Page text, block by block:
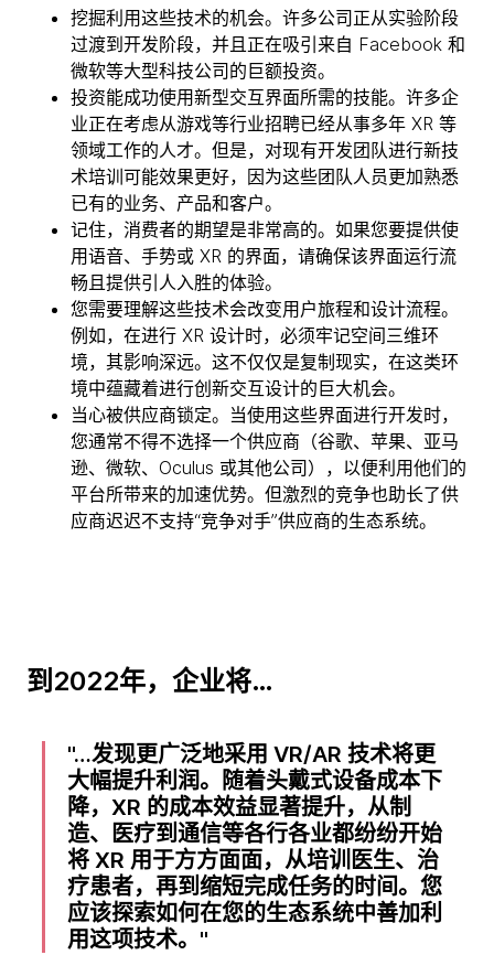
挖掘利用这些技术的机会。许多公司正从实验阶段
过渡到开发阶段，并且正在吸引来自 Facebook 和
微软等大型科技公司的巨额投资。
投资能成功使用新型交互界面所需的技能。许多企
业正在考虑从游戏等行业招聘已经从事多年 XR 等
领域工作的人才。但是，对现有开发团队进行新技
术培训可能效果更好，因为这些团队人员更加熟悉
已有的业务、产品和客户。
记住，消费者的期望是非常高的。如果您要提供使
用语音、手势或 XR 的界面，请确保该界面运行流
畅且提供引人入胜的体验。
您需要理解这些技术会改变用户旅程和设计流程。
例如，在进行 XR 设计时，必须牢记空间三维环
境，其影响深远。这不仅仅是复制现实，在这类环
境中蕴藏着进行创新交互设计的巨大机会。
当心被供应商锁定。当使用这些界面进行开发时，
您通常不得不选择一个供应商（谷歌、苹果、亚马
逊、微软、Oculus 或其他公司），以便利用他们的
平台所带来的加速优势。但激烈的竞争也助长了供
应商迟迟不支持“竞争对手”供应商的生态系统。
到2022年，企业将…
…发现更广泛地采用 VR/AR 技术将更
大幅提升利润。随着头戴式设备成本下
降，XR 的成本效益显著提升，从制
造、医疗到通信等各行各业都纷纷开始
将 XR 用于方方面面，从培训医生、治
疗患者，再到缩短完成任务的时间。您
应该探索如何在您的生态系统中善加利
用这项技术。